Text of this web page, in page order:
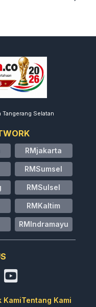
Tangerang Selatan
RMjakarta
RMSumsel
RMSulsel
RMKaltim
RMIndramayu
KamiTentang Kami